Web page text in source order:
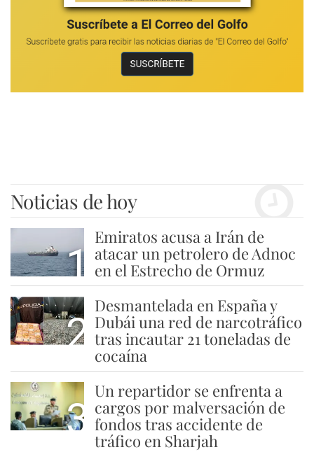
Noticias de hoy
1
Emiratos acusa a Irán de
atacar un petrolero de Adnoc
en el Estrecho de Ormuz
2
Desmantelada en España y
Dubái una red de narcotráfico
tras incautar 21 toneladas de
cocaína
3
Un repartidor se enfrenta a
cargos por malversación de
fondos tras accidente de
tráfico en Sharjah